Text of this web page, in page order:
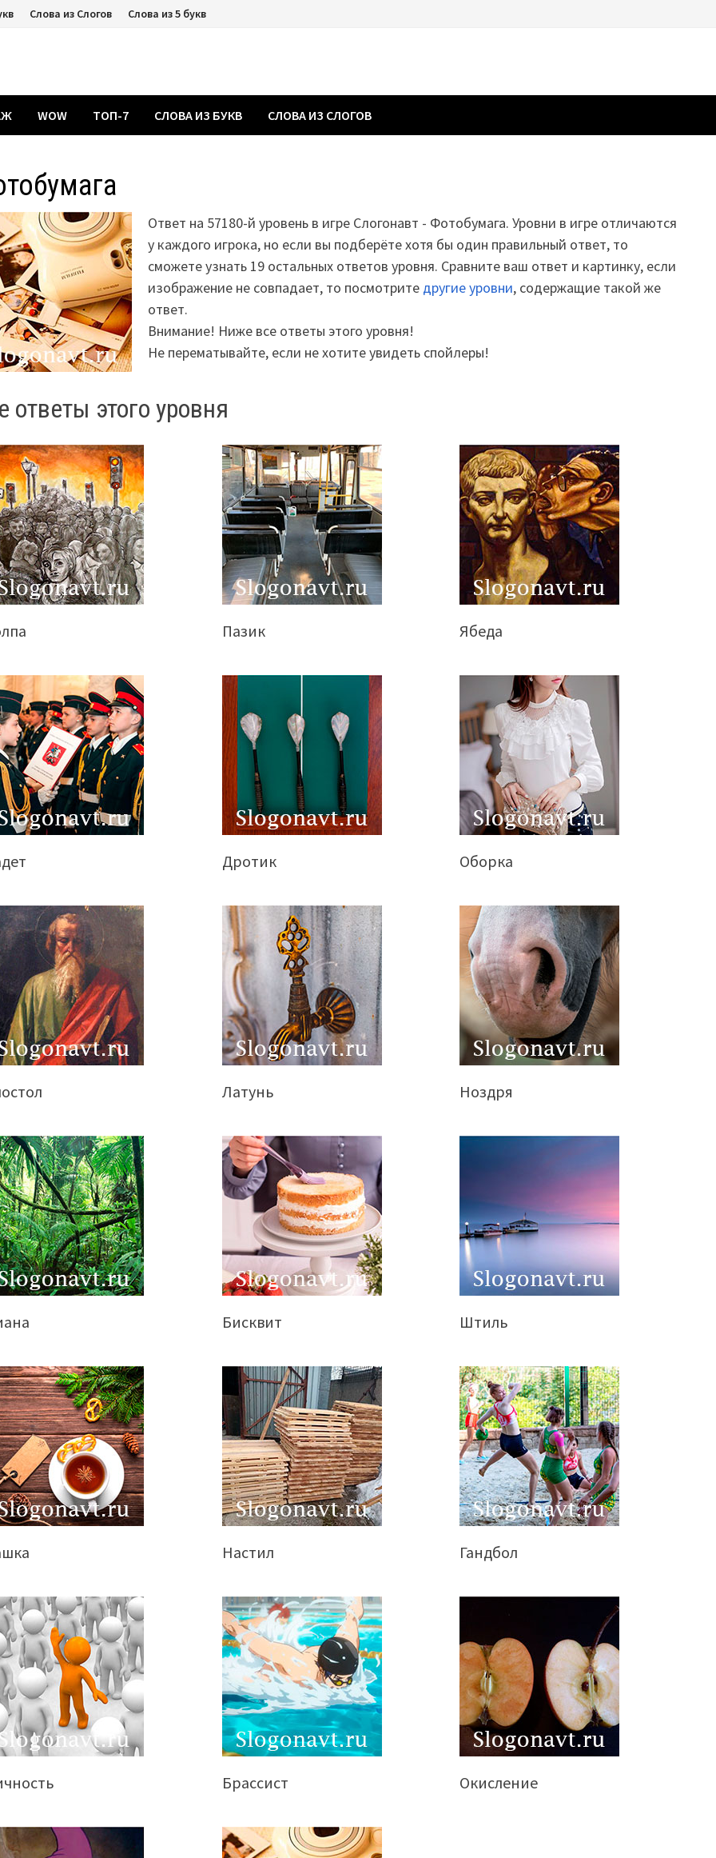
Слова из Слогов Слова из 5 букв
WOW ТОП-7 СЛОВА ИЗ БУКВ СЛОВА ИЗ СЛОГОВ
Ответ на 57180-й уровень в игре Слогонавт - Фотобумага. Уровни в игре отличаются
у каждого игрока, но если вы подберёте хотя бы один правильный ответ, то
сможете узнать 19 остальных ответов уровня. Сравните ваш ответ и картинку, если
изображение не совпадает, то посмотрите другие уровни, содержащие такой же
ответ.
Внимание! Ниже все ответы этого уровня!
Не перематывайте, если не хотите увидеть спойлеры!
ответы этого уровня
Пазик Ябеда
Дротик Оборка
Латунь Ноздря
Бисквит Штиль
Настил Гандбол
Брассист Окисление